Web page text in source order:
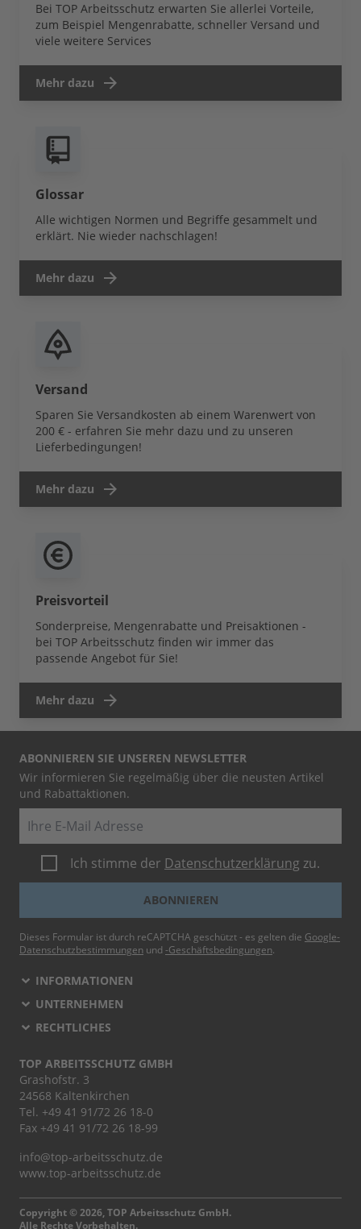
Bei TOP Arbeitsschutz erwarten Sie allerlei Vorteile,
zum Beispiel Mengenrabatte, schneller Versand und
viele weitere Services
Mehr dazu
Glossar
Alle wichtigen Normen und Begriffe gesammelt und
erklärt. Nie wieder nachschlagen!
Mehr dazu
Versand
Sparen Sie Versandkosten ab einem Warenwert von
200 € - erfahren Sie mehr dazu und zu unseren
Lieferbedingungen!
Mehr dazu
Preisvorteil
Sonderpreise, Mengenrabatte und Preisaktionen -
bei TOP Arbeitsschutz finden wir immer das
passende Angebot für Sie!
Mehr dazu
ABONNIEREN SIE UNSEREN NEWSLETTER
Wir informieren Sie regelmäßig über die neusten Artikel
und Rabattaktionen.
Ich stimme der Datenschutzerklärung zu.
ABONNIEREN
Dieses Formular ist durch reCAPTCHA geschützt - es gelten die Google-
Datenschutzbestimmungen und -Geschäftsbedingungen.
INFORMATIONEN
UNTERNEHMEN
RECHTLICHES
TOP ARBEITSSCHUTZ GMBH
Grashofstr. 3
24568 Kaltenkirchen
Tel. +49 41 91/72 26 18-0
Fax +49 41 91/72 26 18-99
info@top-arbeitsschutz.de
www.top-arbeitsschutz.de
Copyright © 2026, TOP Arbeitsschutz GmbH.
Alle Rechte Vorbehalten.